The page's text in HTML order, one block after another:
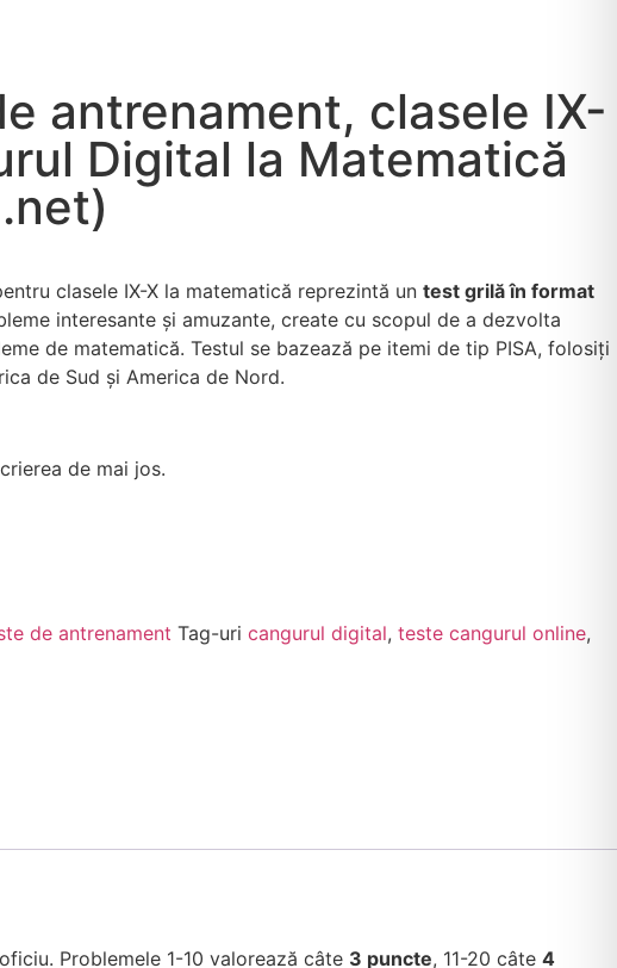
antrenament, clasele IX-
Digital la Matematică
clasele IX-X la matematică reprezintă untest grilă în format
interesante și amuzante, create cu scopul de a dezvolta
de matematică. Testul se bazează pe itemi de tip PISA, folosiți
de Sud și America de Nord.
de mai jos.
de antrenament Tag-uri cangurul digital, teste cangurul online,
Problemele 1-10 valorează câte 3 puncte, 11-20 câte 4